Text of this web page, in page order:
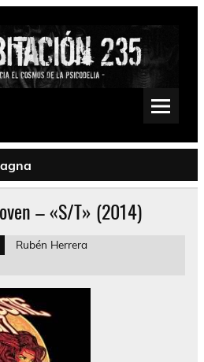
Sludge, Fuzz, Space, Drone
– «S/T» (2014)
Rubén Herrera